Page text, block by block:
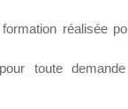
réalisée
toute demande